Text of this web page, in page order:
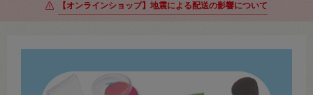
【オンラインショップ】地震による配送の影響について